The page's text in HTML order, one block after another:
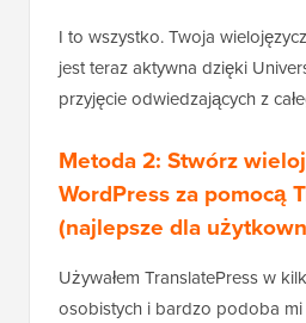
I to wszystko. Twoja
jest teraz aktywna dzięki
przyjęcie odwiedzających z
Metoda 2: Stwórz
WordPress za pomocą
(najlepsze dla
Używałem TranslatePress w
osobistych i bardzo podoba mi